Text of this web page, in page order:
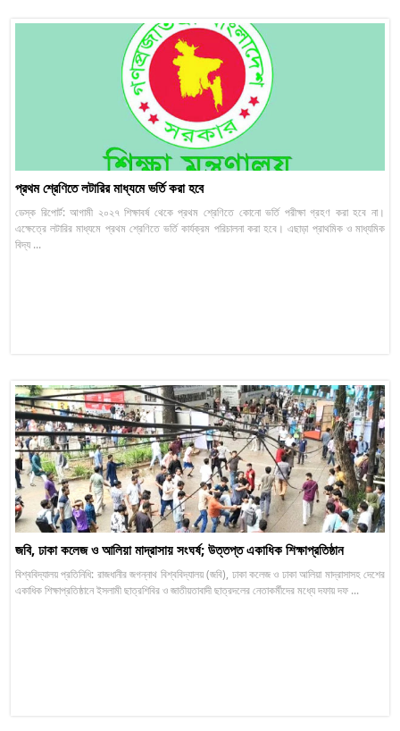
প্রথম শ্রেণিতে লটারির মাধ্যমে ভর্তি করা হবে
ডেস্ক রিপোর্ট: আগামী ২০২৭ শিক্ষাবর্ষ থেকে প্রথম শ্রেণিতে কোনো ভর্তি পরীক্ষা গ্রহণ করা হবে না।
এক্ষেত্রে লটারির মাধ্যমে প্রথম শ্রেণিতে ভর্তি কার্যক্রম পরিচালনা করা হবে। এছাড়া প্রাথমিক ও মাধ্যমিক
বিদ্য ...
জবি, ঢাকা কলেজ ও আলিয়া মাদ্রাসায় সংঘর্ষ; উত্তপ্ত একাধিক শিক্ষাপ্রতিষ্ঠান
বিশ্ববিদ্যালয় প্রতিনিধি: রাজধানীর জগন্নাথ বিশ্ববিদ্যালয় (জবি), ঢাকা কলেজ ও ঢাকা আলিয়া মাদ্রাসাসহ দেশের
একাধিক শিক্ষাপ্রতিষ্ঠানে ইসলামী ছাত্রশিবির ও জাতীয়তাবাদী ছাত্রদলের নেতাকর্মীদের মধ্যে দফায় দফ ...